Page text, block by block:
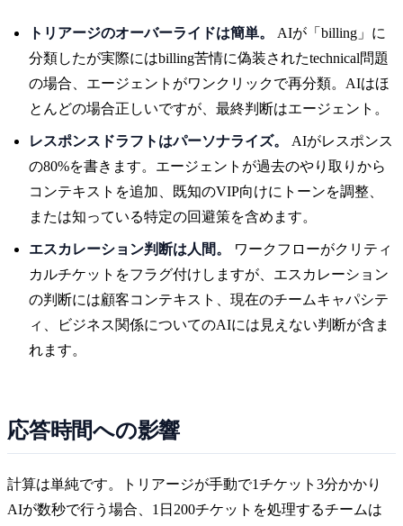
トリアージのオーバーライドは簡単。
AIが「billing」に
分類したが実際にはbilling苦情に偽装されたtechnical問題
の場合、エージェントがワンクリックで再分類。AIはほ
とんどの場合正しいですが、最終判断はエージェント。
レスポンスドラフトはパーソナライズ。
AIがレスポンス
の80%を書きます。エージェントが過去のやり取りから
コンテキストを追加、既知のVIP向けにトーンを調整、
または知っている特定の回避策を含めます。
エスカレーション判断は人間。
ワークフローがクリティ
カルチケットをフラグ付けしますが、エスカレーション
の判断には顧客コンテキスト、現在のチームキャパシテ
ィ、ビジネス関係についてのAIには見えない判断が含ま
れます。
応答時間への影響
計算は単純です。トリアージが手動で1チケット3分かかり
AIが数秒で行う場合、1日200チケットを処理するチームは